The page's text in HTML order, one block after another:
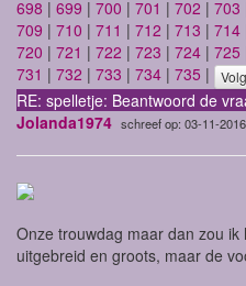
698 | 699 | 700 | 701 | 702 | 703
709 | 710 | 711 | 712 | 713 | 714
720 | 721 | 722 | 723 | 724 | 725
731 | 732 | 733 | 734 | 735 |
RE: spelletje: Beantwoord de
Jolanda1974 schreef op: 03-11-
Onze trouwdag maar dan zou
uitgebreid en groots, maar de